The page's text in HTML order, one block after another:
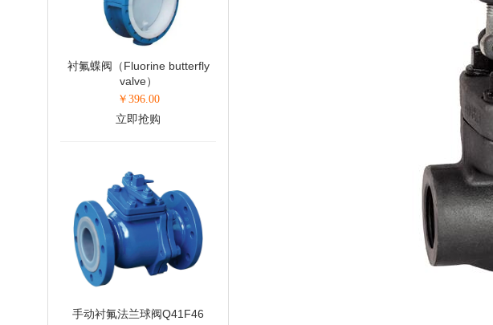
衬氟蝶阀（Fluorine butterfly
valve）
￥ 396.00
立即抢购
手动衬氟法兰球阀Q41F46